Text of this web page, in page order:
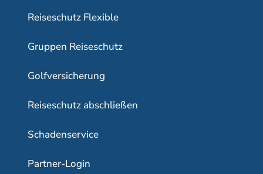
Reiseschutz Flexible
Gruppen Reiseschutz
Golfversicherung
Reiseschutz abschließen
Schadenservice
Partner-Login